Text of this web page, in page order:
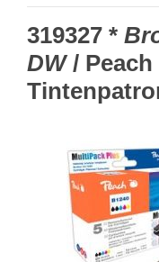
319327 *
DW/ Peach